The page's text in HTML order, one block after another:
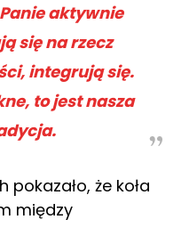
aktywnie
się na rzecz
integrują się.
to jest nasza
że koła
między